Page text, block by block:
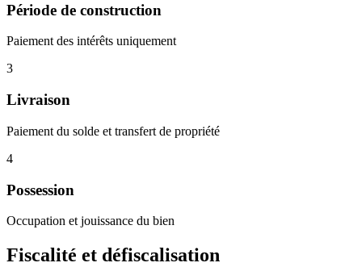
Période de construction
Paiement des intérêts uniquement
3
Livraison
Paiement du solde et transfert de propriété
4
Possession
Occupation et jouissance du bien
Fiscalité et défiscalisation